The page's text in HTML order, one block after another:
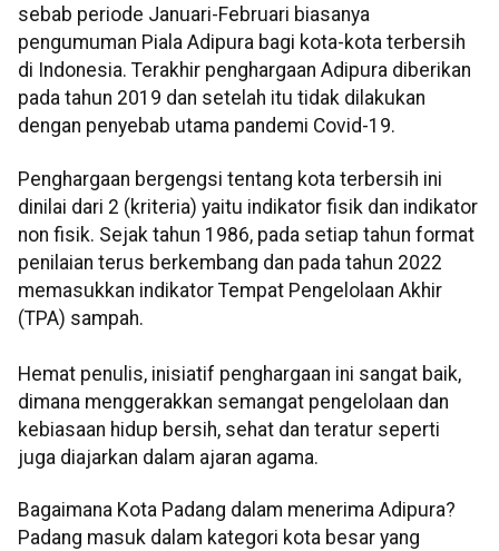
sebab periode Januari-Februari biasanya
pengumuman Piala Adipura bagi kota-kota terbersih
di Indonesia. Terakhir penghargaan Adipura diberikan
pada tahun 2019 dan setelah itu tidak dilakukan
dengan penyebab utama pandemi Covid-19.
Penghargaan bergengsi tentang kota terbersih ini
dinilai dari 2 (kriteria) yaitu indikator fisik dan indikator
non fisik. Sejak tahun 1986, pada setiap tahun format
penilaian terus berkembang dan pada tahun 2022
memasukkan indikator Tempat Pengelolaan Akhir
(TPA) sampah.
Hemat penulis, inisiatif penghargaan ini sangat baik,
dimana menggerakkan semangat pengelolaan dan
kebiasaan hidup bersih, sehat dan teratur seperti
juga diajarkan dalam ajaran agama.
Bagaimana Kota Padang dalam menerima Adipura?
Padang masuk dalam kategori kota besar yang